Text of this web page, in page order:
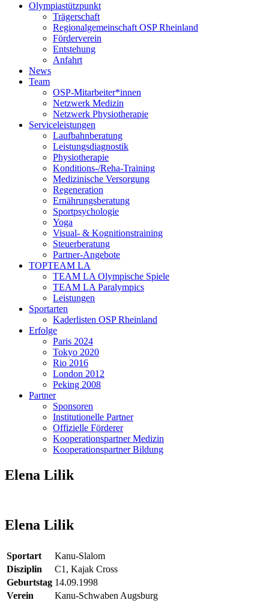
Olympiastützpunkt
Trägerschaft
Regionalgemeinschaft OSP Rheinland
Förderverein
Entstehung
Anfahrt
News
Team
OSP-Mitarbeiter*innen
Netzwerk Medizin
Netzwerk Physiotherapie
Serviceleistungen
Laufbahnberatung
Leistungsdiagnostik
Physiotherapie
Konditions-/Reha-Training
Medizinische Versorgung
Regeneration
Ernährungsberatung
Sportpsychologie
Yoga
Visual- & Kognitionstraining
Steuerberatung
Partner-Angebote
TOPTEAM LA
TEAM LA Olympische Spiele
TEAM LA Paralympics
Leistungen
Sportarten
Kaderlisten OSP Rheinland
Erfolge
Paris 2024
Tokyo 2020
Rio 2016
London 2012
Peking 2008
Partner
Sponsoren
Institutionelle Partner
Offizielle Förderer
Kooperationspartner Medizin
Kooperationspartner Bildung
Elena Lilik
Elena Lilik
Sportart
Kanu-Slalom
Disziplin
C1, Kajak Cross
Geburtstag 14.09.1998
Verein
Kanu-Schwaben Augsburg